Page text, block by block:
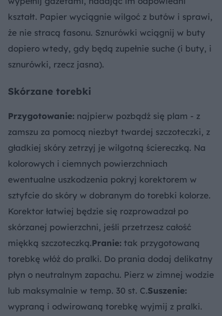
kształt. Papier wyciągnie wilgoć z butów i sprawi,
że nie stracą fasonu. Sznurówki wciągnij w buty
dopiero wtedy, gdy będą zupełnie suche (i buty, i
sznurówki, rzecz jasna).
Skórzane torebki
Przygotowanie: najpierw pozbądź się plam - z
zamszu za pomocą niezbyt twardej szczoteczki, z
gładkiej skóry zetrzyj je wilgotną ściereczką. Na
kolorowych i ciemnych powierzchniach
ewentualne uszkodzenia pokryj korektorem w
sztyfcie do skóry w dobranym do torebki kolorze.
Korektor łatwiej będzie się rozprowadzał po
skórzanej powierzchni, jeśli przetrzesz całość
miękką szczoteczką.Pranie: tak przygotowaną
torebkę włóż do pralki. Do prania dodaj delikatny
płyn o neutralnym zapachu. Pierz w zimnej wodzie
lub maksymalnie w temp. 30 st. C.Suszenie:
wypraną i odwirowaną torebkę wyjmij z pralki.